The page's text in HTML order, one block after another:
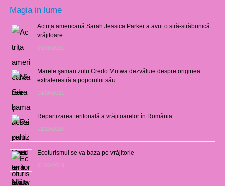
Magia in lume
Actrița americană Sarah Jessica Parker a avut o stră-străbunică
vrăjitoare
03/08/2021
Marele şaman zulu Credo Mutwa dezvăluie despre originea
extraterestră a poporului său
14/06/2021
Repartizarea teritorială a vrăjitoarelor în România
12/10/2020
Ecoturismul se va baza pe vrăjitorie
01/02/2019